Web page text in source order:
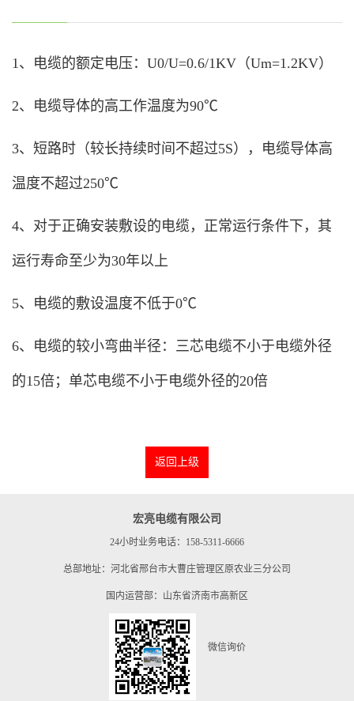
1、电缆的额定电压：U0/U=0.6/1KV（Um=1.2KV）
2、电缆导体的高工作温度为90℃
3、短路时（较长持续时间不超过5S），电缆导体高
温度不超过250℃
4、对于正确安装敷设的电缆，正常运行条件下，其
运行寿命至少为30年以上
5、电缆的敷设温度不低于0℃
6、电缆的较小弯曲半径：三芯电缆不小于电缆外径
的15倍；单芯电缆不小于电缆外径的20倍
返回上级
宏亮电缆有限公司
24小时业务电话：158-5311-6666
总部地址：河北省邢台市大曹庄管理区原农业三分公司
国内运营部：山东省济南市高新区
微信询价